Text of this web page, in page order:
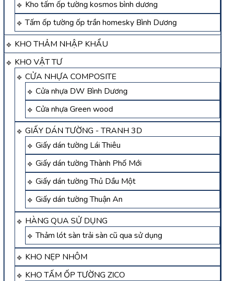
Kho tấm ốp tường kosmos bình dương
Tấm ốp tường ốp trần homesky Bình Dương
KHO THẢM NHẬP KHẨU
KHO VẬT TƯ
CỬA NHỰA COMPOSITE
Cửa nhựa DW Bình Dương
Cửa nhựa Green wood
GIẤY DÁN TƯỜNG - TRANH 3D
Giấy dán tường Lái Thiêu
Giấy dán tường Thành Phố Mới
Giấy dán tường Thủ Dầu Một
Giấy dán tường Thuận An
HÀNG QUA SỬ DỤNG
Thảm lót sàn trải sàn cũ qua sử dụng
KHO NẸP NHÔM
KHO TẤM ỐP TƯỜNG ZICO